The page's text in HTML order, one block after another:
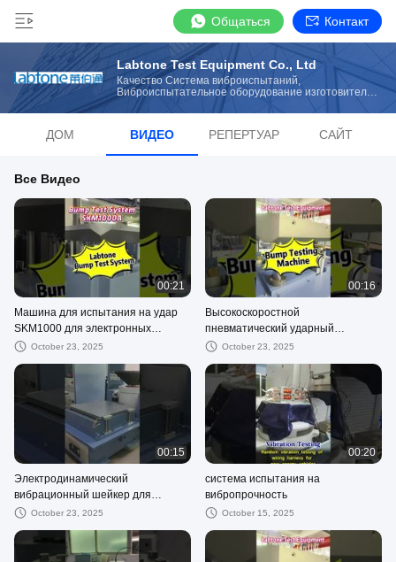
Общаться Контакт
Labtone Test Equipment Co., Ltd
Качество Система виброиспытаний,
Виброиспытательное оборудование изготовитель
ДОМ ВИДЕО РЕПЕРТУАР САЙТ
Все Видео
00:21
Машина для испытания на удар
SKM1000 для электронных
компонентов 1000*1000 мм
October 23, 2025
00:16
Высокоскоростной
пневматический ударный
испытатель с полезной нагрузкой
ускорение до 200g
October 23, 2025
00:15
Электродинамический
вибрационный шейкер для
испытания самолетобумажных
MIL-STD-810G
October 23, 2025
00:20
система испытания на
вибропрочность
October 15, 2025